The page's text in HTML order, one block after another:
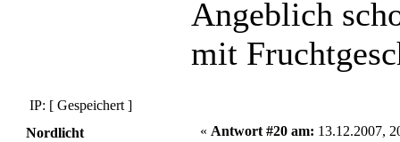
Angeblich
mit
IP: [ Gespeichert ]
Nordlicht
« Antwort #20 am: 13.12.2007,